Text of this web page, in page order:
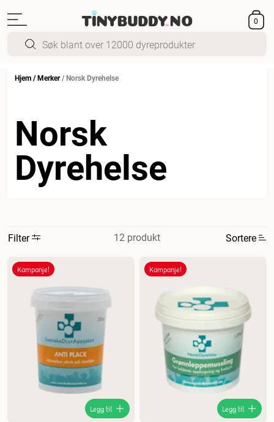
0
Hjem/Merker/Norsk Dyrehelse
Norsk
Dyrehelse
Filter 12 produkt Sortere
Mest relevant
Høyest pris
Lavest pris
Tilbud
Kampanje!
Legg til
Kampanje!
Legg til